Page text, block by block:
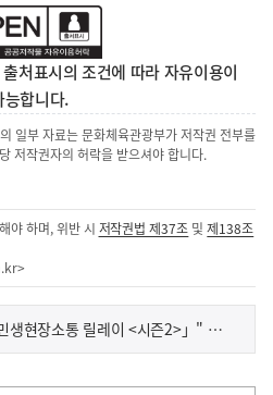
처표시의 조건에 따라 자유이용이
능합니다.
일부 자료는 문화체육관광부가 저작권 전부를
저작권자의 허락을 받으셔야 합니다.
야 하며, 위반 시 저작권법 제37조 및제138조
>
"조달기업과 함께하는「민생현장소통 릴레이 <시즌2>」" 광주·전남기업 찾아 지역기업 판로확대, 경제활성화 지원